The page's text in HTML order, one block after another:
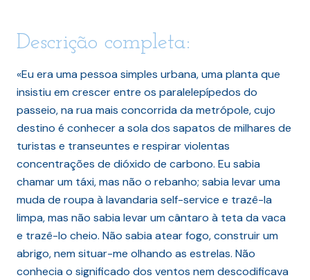
Descrição completa:
«Eu era uma pessoa simples urbana, uma planta que
insistiu em crescer entre os paralelepípedos do
passeio, na rua mais concorrida da metrópole, cujo
destino é conhecer a sola dos sapatos de milhares de
turistas e transeuntes e respirar violentas
concentrações de dióxido de carbono. Eu sabia
chamar um táxi, mas não o rebanho; sabia levar uma
muda de roupa à lavandaria self-service e trazê-la
limpa, mas não sabia levar um cântaro à teta da vaca
e trazê-lo cheio. Não sabia atear fogo, construir um
abrigo, nem situar-me olhando as estrelas. Não
conhecia o significado dos ventos nem descodificava